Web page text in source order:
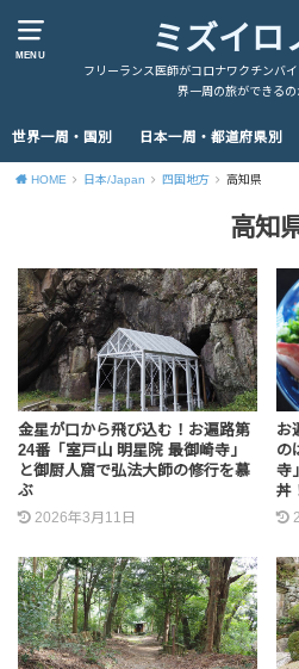
MENU ミズイロ
フリーランス医師がコロナワクチンバ
界一周の旅ができるの
世界一周・国別 日本一周・都道府県別
HOME 日本/Japan 四国地方 高知県
高知
金星が口から飛び込む！お遍路第
24番「室戸山 明星院 最御崎寺」
と御厨人窟で弘法大師の修行を慕
ぶ
2026年3月11日
お
の
寺
丼